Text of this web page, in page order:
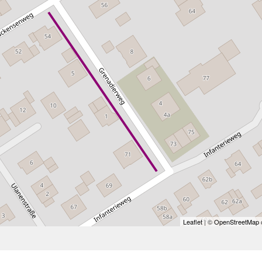
Leaflet| ©OpenStreetMap